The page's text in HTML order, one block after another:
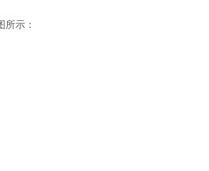
示：